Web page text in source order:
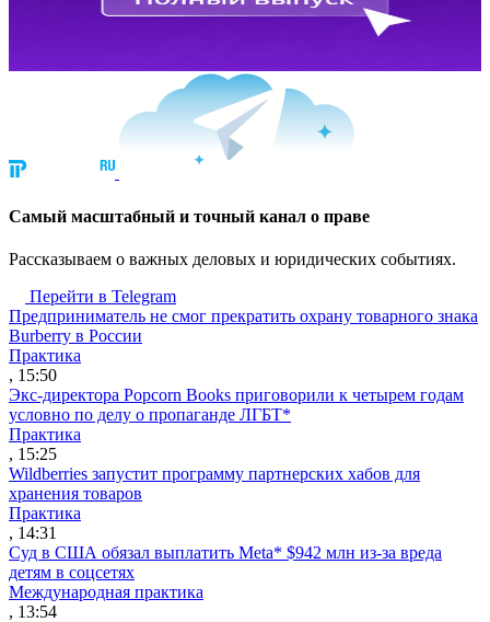
Cамый масштабный и точный канал о праве
Рассказываем о важных деловых и юридических событиях.
Перейти в Telegram
Предприниматель не смог прекратить охрану товарного знака
Burberry в России
Практика
, 15:50
Экс-директора Popcorn Books приговорили к четырем годам
условно по делу о пропаганде ЛГБТ*
Практика
, 15:25
Wildberries запустит программу партнерских хабов для
хранения товаров
Практика
, 14:31
Суд в США обязал выплатить Meta* $942 млн из-за вреда
детям в соцсетях
Международная практика
, 13:54